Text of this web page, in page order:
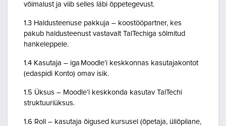
võimalust ja viib selles läbi õppetegevust.
1.3 Haldusteenuse pakkuja – koostööpartner, kes
pakub haldusteenust vastavalt TalTechiga sõlmitud
hankeleppele.
1.4 Kasutaja – iga Moodle’i keskkonnas kasutajakontot
(edaspidi Konto) omav isik.
1.5 Üksus – Moodle’i keskkonda kasutav TalTechi
struktuuriüksus.
1.6 Roll – kasutaja õigused kursusel (õpetaja, üliõpilane,